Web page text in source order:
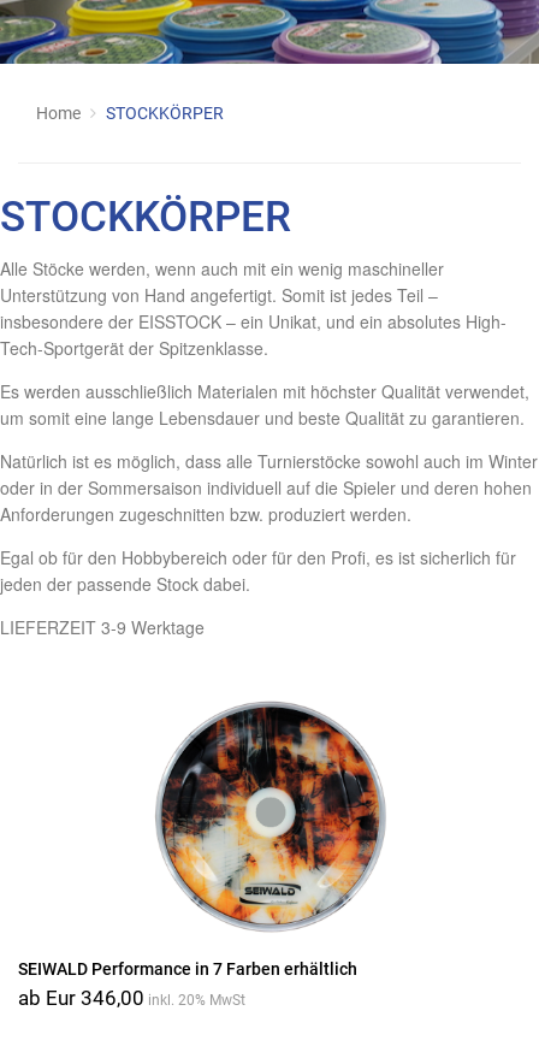
Home STOCKKÖRPER
STOCKKÖRPER
Alle Stöcke werden, wenn auch mit ein wenig maschineller
Unterstützung von Hand angefertigt. Somit ist jedes Teil –
insbesondere der EISSTOCK – ein Unikat, und ein absolutes High-
Tech-Sportgerät der Spitzenklasse.
Es werden ausschließlich Materialen mit höchster Qualität verwendet,
um somit eine lange Lebensdauer und beste Qualität zu garantieren.
Natürlich ist es möglich, dass alle Turnierstöcke sowohl auch im Winter
oder in der Sommersaison individuell auf die Spieler und deren hohen
Anforderungen zugeschnitten bzw. produziert werden.
Egal ob für den Hobbybereich oder für den Profi, es ist sicherlich für
jeden der passende Stock dabei.
LIEFERZEIT 3-9 Werktage
SEIWALD Performance in 7 Farben erhältlich
ab Eur 346,00 inkl. 20% MwSt